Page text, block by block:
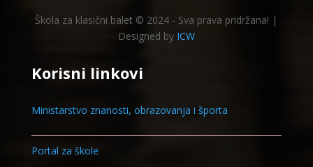
Škola za klasični balet © 2024 - Sva prava pridržana! |
Designed by ICW
Korisni linkovi
Ministarstvo znanosti, obrazovanja i športa
Portal za škole